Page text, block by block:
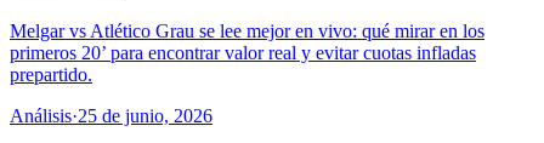
Melgar vs Atlético Grau se lee mejor en vivo: qué mirar en los
primeros 20’ para encontrar valor real y evitar cuotas infladas
prepartido.
Análisis·25 de junio, 2026